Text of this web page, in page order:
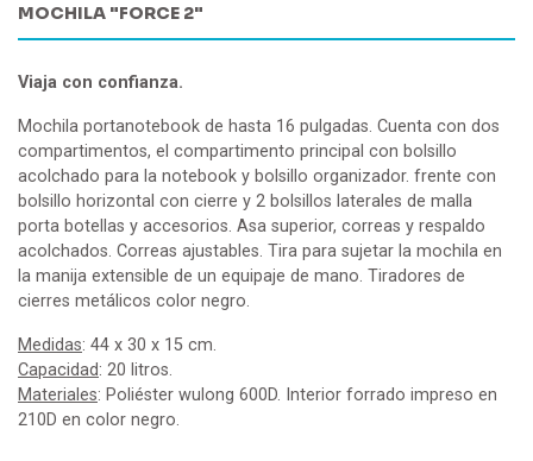
MOCHILA "FORCE 2"
Viaja con confianza.
Mochila portanotebook de hasta 16 pulgadas. Cuenta con dos
compartimentos, el compartimento principal con bolsillo
acolchado para la notebook y bolsillo organizador. frente con
bolsillo horizontal con cierre y 2 bolsillos laterales de malla
porta botellas y accesorios. Asa superior, correas y respaldo
acolchados. Correas ajustables. Tira para sujetar la mochila en
la manija extensible de un equipaje de mano. Tiradores de
cierres metálicos color negro.
Medidas: 44 x 30 x 15 cm.
Capacidad: 20 litros.
Materiales: Poliéster wulong 600D. Interior forrado impreso en
210D en color negro.